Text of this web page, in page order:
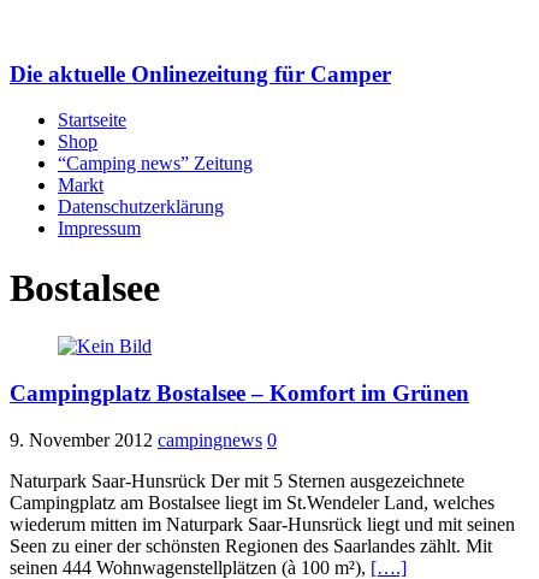
Die aktuelle Onlinezeitung für Camper
Startseite
Shop
“Camping news” Zeitung
Markt
Datenschutzerklärung
Impressum
Bostalsee
Campingplatz Bostalsee – Komfort im Grünen
9. November 2012 campingnews 0
Naturpark Saar-Hunsrück Der mit 5 Sternen ausgezeichnete
Campingplatz am Bostalsee liegt im St.Wendeler Land, welches
wiederum mitten im Naturpark Saar-Hunsrück liegt und mit seinen
Seen zu einer der schönsten Regionen des Saarlandes zählt. Mit
seinen 444 Wohnwagenstellplätzen (à 100 m²), [….]